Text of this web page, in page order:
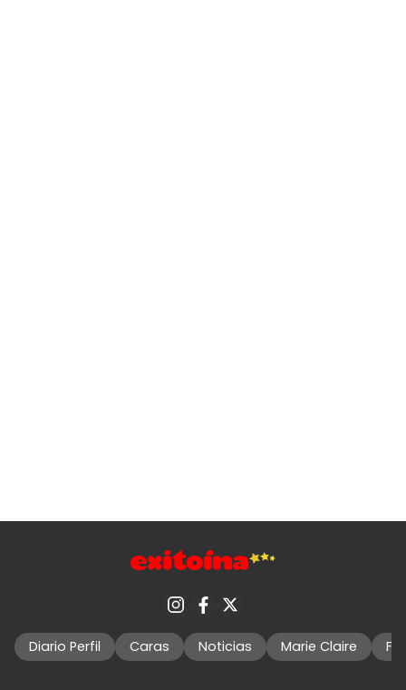
Diario Perfil Caras Noticias Marie Claire